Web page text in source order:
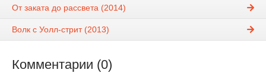
От заката до рассвета (2014)
Волк с Уолл-стрит (2013)
Комментарии (0)